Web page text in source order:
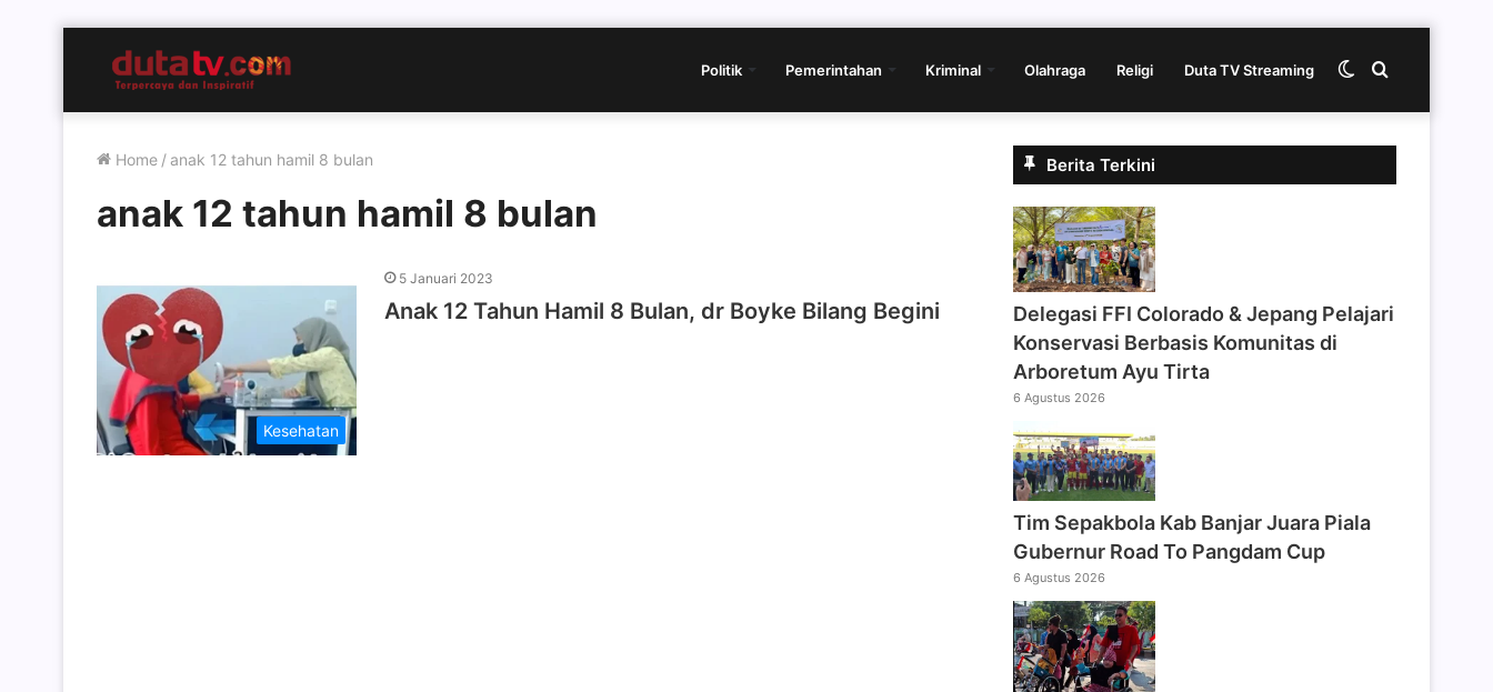
Politik Pemerintahan Kriminal Olahraga Religi Duta TV Streaming Cari
Switch
Home / anak 12 tahun hamil 8 bulan
anak 12 tahun hamil 8 bulan
Kesehatan
5 Januari 2023
Anak 12 Tahun Hamil 8 Bulan, dr Boyke Bilang Begini
Berita Terkini
Delegasi FFI Colorado & Jepang Pelajari
Konservasi Berbasis Komunitas di
Arboretum Ayu Tirta
6 Agustus 2026
Tim Sepakbola Kab Banjar Juara Piala
Gubernur Road To Pangdam Cup
6 Agustus 2026